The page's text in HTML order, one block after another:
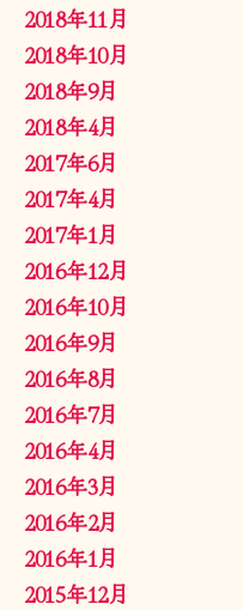
2018年11月
2018年10月
2018年9月
2018年4月
2017年6月
2017年4月
2017年1月
2016年12月
2016年10月
2016年9月
2016年8月
2016年7月
2016年4月
2016年3月
2016年2月
2016年1月
2015年12月